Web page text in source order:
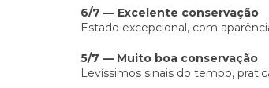
6/7 — Excelente conservação
Estado excepcional, com
5/7 — Muito boa conservação
Levíssimos sinais do tempo,